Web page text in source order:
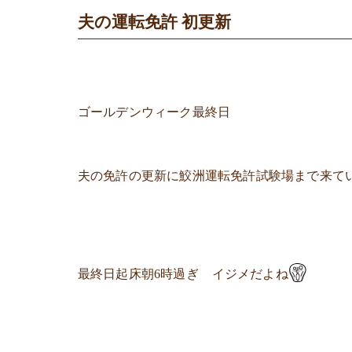
夫の運転免許 初更新
ゴールデンウィーク最終日
夫の免許の更新に鮫洲運転免許試験場まで来て
最終日起床朝6時過ぎ イジメだよね